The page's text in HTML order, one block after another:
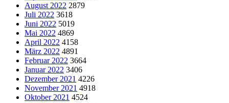
August 2022 2879
Juli 2022 3618
Juni 2022 5019
Mai 2022 4869
April 2022 4158
März 2022 4891
Februar 2022 3664
Januar 2022 3406
Dezember 2021 4226
November 2021 4918
Oktober 2021 4524